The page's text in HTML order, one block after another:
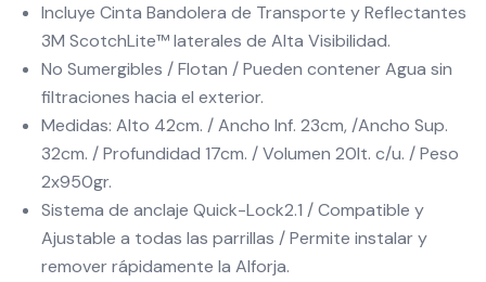
Incluye Cinta Bandolera de Transporte y Reflectantes
3M ScotchLite™ laterales de Alta Visibilidad.
No Sumergibles / Flotan / Pueden contener Agua sin
filtraciones hacia el exterior.
Medidas: Alto 42cm. / Ancho Inf. 23cm, /Ancho Sup.
32cm. / Profundidad 17cm. / Volumen 20lt. c/u. / Peso
2x950gr.
Sistema de anclaje Quick-Lock2.1 / Compatible y
Ajustable a todas las parrillas / Permite instalar y
remover rápidamente la Alforja.